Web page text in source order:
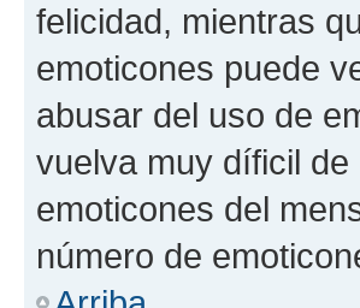
felicidad, mientras
emoticones puede
abusar del uso de
vuelva muy díficil
emoticones del
número de